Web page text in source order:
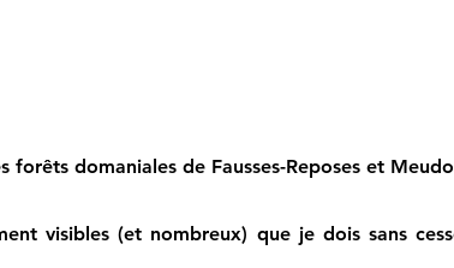
domaniales de Fausses-Reposes et
visibles (et nombreux) que je dois sans